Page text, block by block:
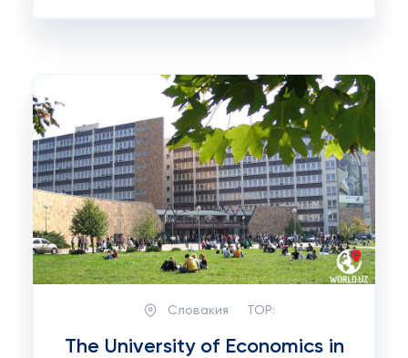
Словакия TOP:
The University of Economics in